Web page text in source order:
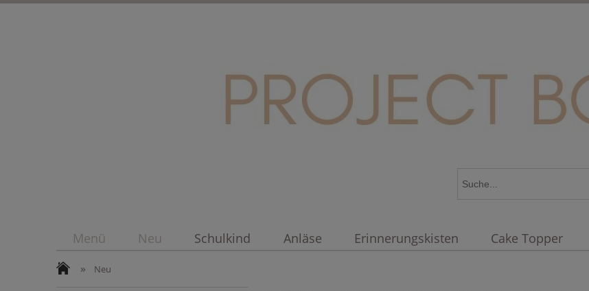
Menü Neu Schulkind Anläse Erinnerungskisten Cake Topper
» Neu